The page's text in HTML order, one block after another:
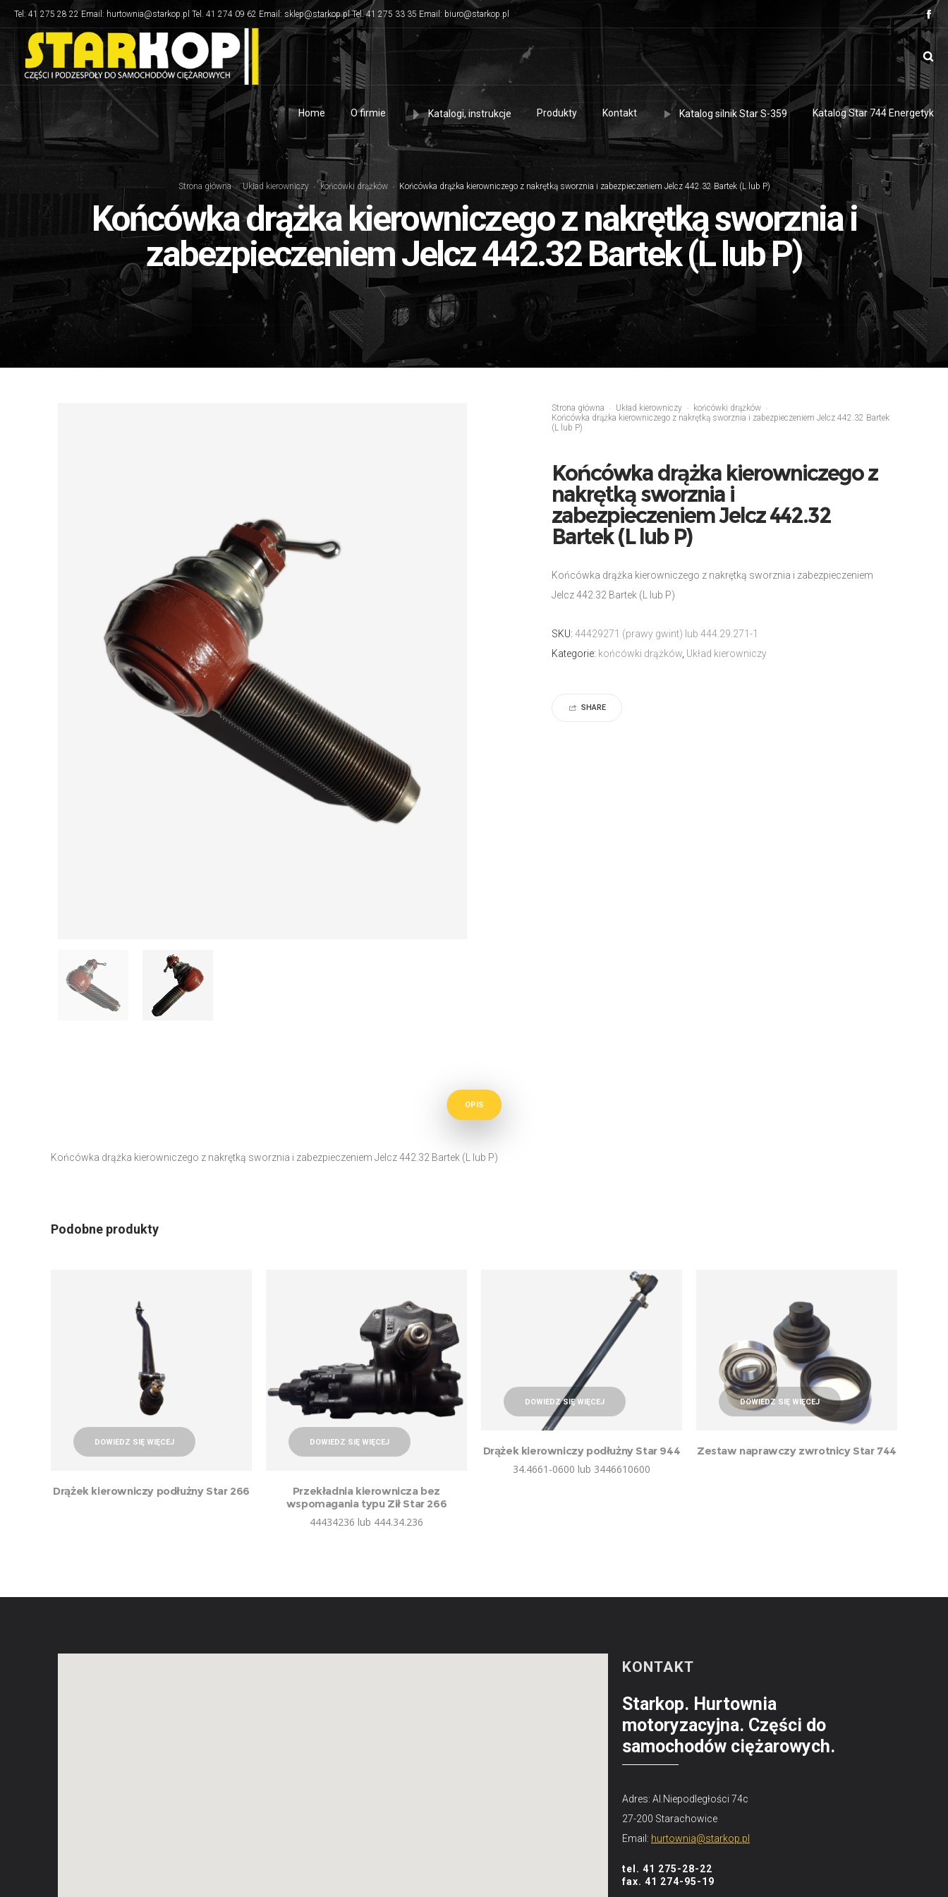
Tel: 41 275 28 22 Email: hurtownia@starkop.pl Tel. 41 274 09 62 Email: sklep@starkop.pl Tel. 41 275 33 35 Email: biuro@starkop.pl
Home O firmie Katalogi, instrukcje Produkty Kontakt Katalog silnik Star S-359 Katalog Star 744 Energetyk
Strona główna Układ kierowniczy końcówki drążków Końcówka drążka kierowniczego z nakrętką sworznia i zabezpieczeniem Jelcz 442.32 Bartek (L lub P)
Końcówka drążka kierowniczego z nakrętką sworznia i
zabezpieczeniem Jelcz 442.32 Bartek (L lub P)
Strona główna Układ kierowniczy
końcówki drążków
Końcówka drążka kierowniczego z nakrętką sworznia i zabezpieczeniem Jelcz 442.32 Bartek
(L lub P)
Końcówka drążka kierowniczego z
nakrętką sworznia i
zabezpieczeniem Jelcz 442.32
Bartek (L lub P)
Końcówka drążka kierowniczego z nakrętką sworznia i zabezpieczeniem
Jelcz 442.32 Bartek (L lub P)
SKU: 44429271 (prawy gwint) lub 444.29.271-1
Kategorie: końcówki drążków, Układ kierowniczy
SHARE
OPIS
Końcówka drążka kierowniczego z nakrętką sworznia i zabezpieczeniem Jelcz 442.32 Bartek (L lub P)
Podobne produkty
DOWIEDZ SIĘ WIĘCEJ
Drążek kierowniczy podłużny Star 266
DOWIEDZ SIĘ WIĘCEJ
Przekładnia kierownicza bez
wspomagania typu Ził Star 266
44434236 lub 444.34.236
DOWIEDZ SIĘ WIĘCEJ
Drążek kierowniczy podłużny Star 944
34.4661-0600 lub 3446610600
DOWIEDZ SIĘ WIĘCEJ
Zestaw naprawczy zwrotnicy Star 744
KONTAKT
Starkop. Hurtownia
motoryzacyjna. Części do
samochodów ciężarowych.
Adres: Al.Niepodległości 74c
27-200 Starachowice
Email: hurtownia@starkop.pl
tel. 41 275-28-22
fax. 41 274-95-19